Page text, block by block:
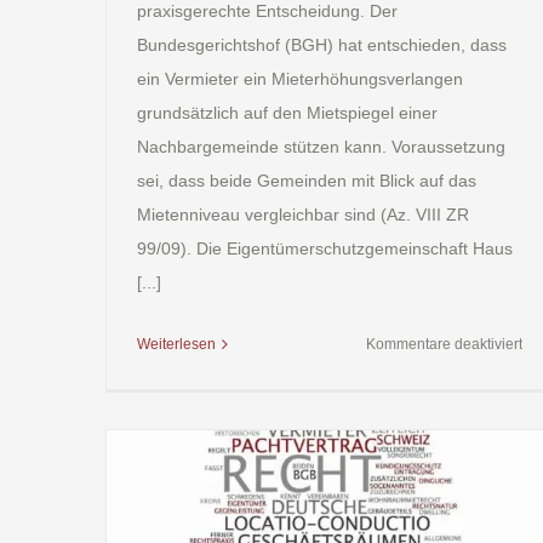
praxisgerechte Entscheidung. Der
Bundesgerichtshof (BGH) hat entschieden, dass
ein Vermieter ein Mieterhöhungsverlangen
grundsätzlich auf den Mietspiegel einer
Nachbargemeinde stützen kann. Voraussetzung
sei, dass beide Gemeinden mit Blick auf das
Mietenniveau vergleichbar sind (Az. VIII ZR
99/09). Die Eigentümerschutzgemeinschaft Haus
[...]
Weiterlesen Kommentare deaktiviertfür